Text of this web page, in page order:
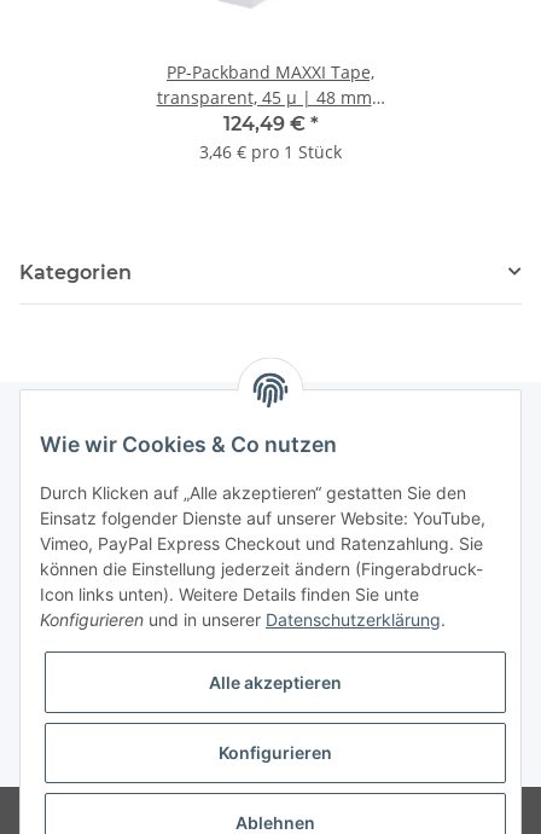
PP-Packband MAXXI Tape,
transparent, 45 µ | 48 mm x
200 lfm. | VE = 36 Stk.
124,49 € *
3,46 € pro 1 Stück
Kategorien
Gesetzliche Informationen
Vertrag widerrufen
* Alle Preise zzgl. gesetzlicher USt., zzgl.Versand
Unser Webshop richtet sich an gewerbliche
Wie wir Cookies & Co nutzen
Durch Klicken auf „Alle akzeptieren“ gestatten Sie den
Einsatz folgender Dienste auf unserer Website: YouTube,
Vimeo, PayPal Express Checkout und Ratenzahlung. Sie
können die Einstellung jederzeit ändern (Fingerabdruck-
Icon links unten). Weitere Details finden Sie unte
Konfigurieren und in unserer Datenschutzerklärung.
Alle akzeptieren
Konfigurieren
Ablehnen